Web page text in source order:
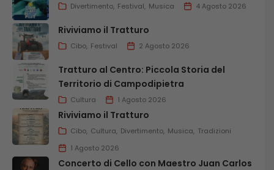
Divertimento Festival Musica 4 Agosto 2026
Riviviamo il Tratturo
Cibo Festival 2 Agosto 2026
Tratturo al Centro: Piccola Storia del
Territorio di Campodipietra
Cultura 1 Agosto 2026
Riviviamo il Tratturo
Cibo Cultura Divertimento Musica Tradizioni
1 Agosto 2026
Concerto di Cello con Maestro Juan Carlos